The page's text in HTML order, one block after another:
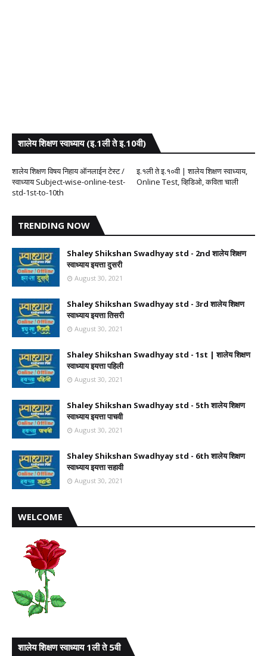
शालेय शिक्षण स्वाध्याय (इ.1ली ते इ.10वी)
शालेय शिक्षण विषय निहाय ऑनलाईन टेस्ट /
स्वाध्याय Subject-wise-online-test-
std-1st-to-10th
इ.१ली ते इ.१०वी | शालेय शिक्षण स्वाध्याय,
Online Test, व्हिडिओ, कविता चाली
TRENDING NOW
Shaley Shikshan Swadhyay std - 2nd शालेय शिक्षण
स्वाध्याय इयत्ता दुसरी
August 30, 2021
Shaley Shikshan Swadhyay std - 3rd शालेय शिक्षण
स्वाध्याय इयत्ता तिसरी
August 30, 2021
Shaley Shikshan Swadhyay std - 1st | शालेय शिक्षण
स्वाध्याय इयत्ता पहिली
August 30, 2021
Shaley Shikshan Swadhyay std - 5th शालेय शिक्षण
स्वाध्याय इयत्ता पाचवी
August 30, 2021
Shaley Shikshan Swadhyay std - 6th शालेय शिक्षण
स्वाध्याय इयत्ता सहावी
August 30, 2021
WELCOME
शालेय शिक्षण स्वाध्याय 1ली ते 5वी